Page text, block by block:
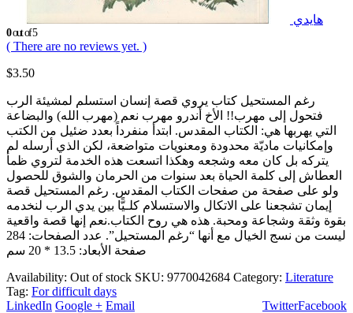
هايدي
0out of 5
( There are no reviews yet. )
$3.50
رغم المستحيل كتاب يروي قصة إنسان استسلم لمشيئة الرب
فتحول إلى مهرب!! الأخ أندرو مهرب نعم (مهرب الله) والبضاعة
التي يهربها هي: الكتاب المقدس. ابتدأ منفرداً بعدد ضئيل من الكتب
وإمكانيات ماديّة محدودة ومعنويات متواضعة، لكن الذي أرسله لم
يتركه بل كان معه وشجعه وهكذا اتسعت هذه الخدمة لتروي ظمأ
العطاش إلى كلمة الحياة بعد سنوات من الحرمان والشوق للحصول
ولو على صفحة من صفحات الكتاب المقدس. رغم المستحيل قصة
إيمان تشجعنا على الاتكال والاستسلام كلـيًّا بين يدي الرب لنخدمه
بقوة وثقة وشجاعة ومحبة. هذه هي روح الكتاب.نعم إنها قصة واقعية
ليست من نسج الخيال مع أنها “رغم المستحيل”. عدد الصفحات: 284
صفحة الأبعاد: 13.5 * 20 سم
Availability: Out of stock SKU: 9770042684 Category: Literature
Tag: For difficult days
Facebook
Twitter
LinkedIn Google + Email